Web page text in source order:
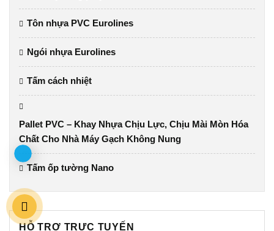
Tôn nhựa PVC Eurolines
Ngói nhựa Eurolines
Tấm cách nhiệt
Pallet PVC – Khay Nhựa Chịu Lực, Chịu Mài Mòn Hóa
Chất Cho Nhà Máy Gạch Không Nung
Tấm ốp tường Nano
HỖ TRỢ TRỰC TUYẾN